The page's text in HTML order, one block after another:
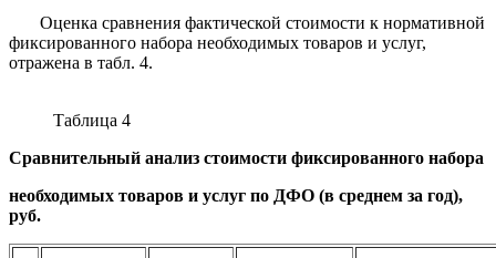
Оценка сравнения фактической стоимости к нормативной
фиксированного набора необходимых товаров и услуг,
отражена в табл. 4.
Таблица 4
Сравнительный анализ стоимости фиксированного набора
необходимых товаров и услуг по ДФО (в среднем за год),
руб.